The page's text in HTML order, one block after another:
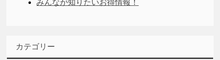
みんなが知りたいお得情報！
カテゴリー